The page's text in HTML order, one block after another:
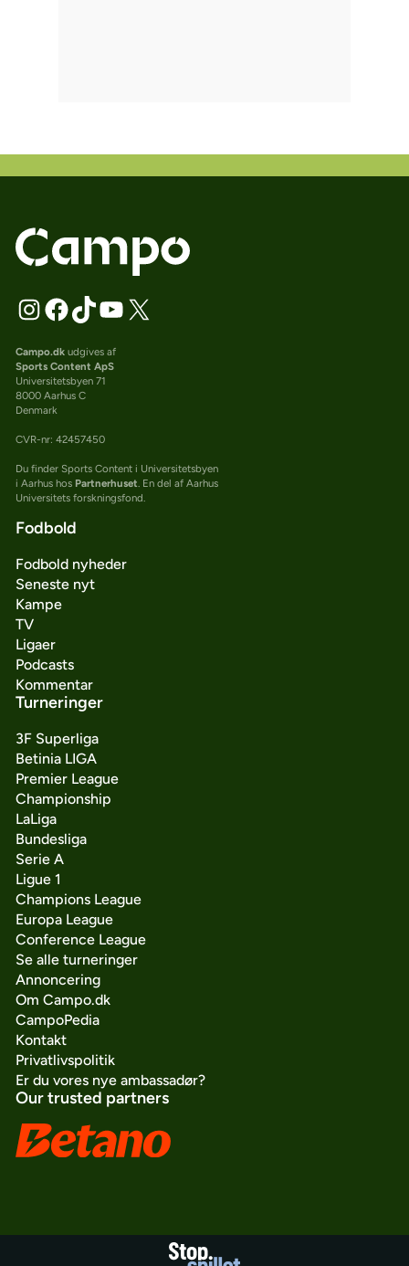
Campo.dkudgives af
Sports Content ApS
Universitetsbyen 71
8000 Aarhus C
Denmark
CVR-nr: 42457450
Du finder Sports Content i Universitetsbyen
i Aarhus hos Partnerhuset. En del af Aarhus
Universitets forskningsfond.
Fodbold
Fodbold nyheder
Seneste nyt
Kampe
TV
Ligaer
Podcasts
Kommentar
Turneringer
3F Superliga
Betinia LIGA
Premier League
Championship
LaLiga
Bundesliga
Serie A
Ligue 1
Champions League
Europa League
Conference League
Se alle turneringer
Annoncering
Om Campo.dk
CampoPedia
Kontakt
Privatlivspolitik
Er du vores nye ambassadør?
Our trusted partners